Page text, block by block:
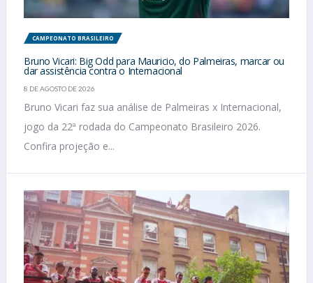
CAMPEONATO BRASILEIRO
Bruno Vicari: Big Odd para Mauricio, do Palmeiras, marcar ou
dar assistência contra o Internacional
8 DE AGOSTO DE 2026
Bruno Vicari faz sua análise de Palmeiras x Internacional,
jogo da 22ª rodada do Campeonato Brasileiro 2026.
Confira projeção e...